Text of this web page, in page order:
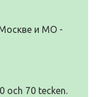
и МО -
och 70 tecken.